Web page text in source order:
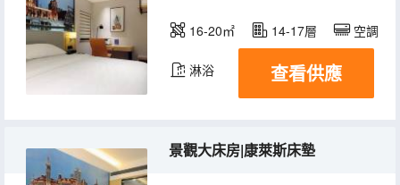
16-20㎡ 14-17層 空調
淋浴 查看供應
景觀大床房|康萊斯床墊